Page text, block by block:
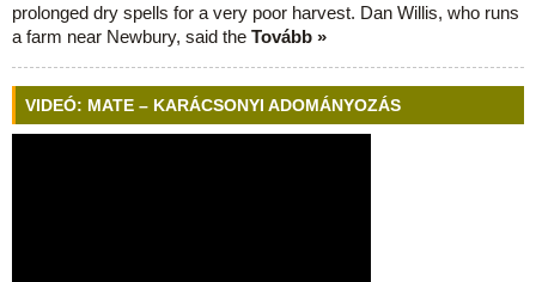
prolonged dry spells for a very poor harvest. Dan Willis, who runs
a farm near Newbury, said the Tovább »
VIDEÓ: MATE – KARÁCSONYI ADOMÁNYOZÁS